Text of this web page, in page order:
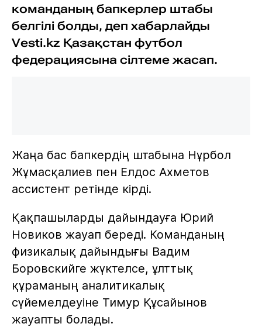
команданың бапкерлер штабы
белгілі болды, деп хабарлайды
Vesti.kz Қазақстан футбол
федерациясына сілтеме жасап.
Жаңа бас бапкердің штабына Нұрбол
Жұмасқалиев пен Елдос Ахметов
ассистент ретінде кірді.
Қақпашыларды дайындауға Юрий
Новиков жауап береді. Команданың
физикалық дайындығы Вадим
Боровскийге жүктелсе, ұлттық
құраманың аналитикалық
сүйемелдеуіне Тимур Құсайынов
жауапты болады.